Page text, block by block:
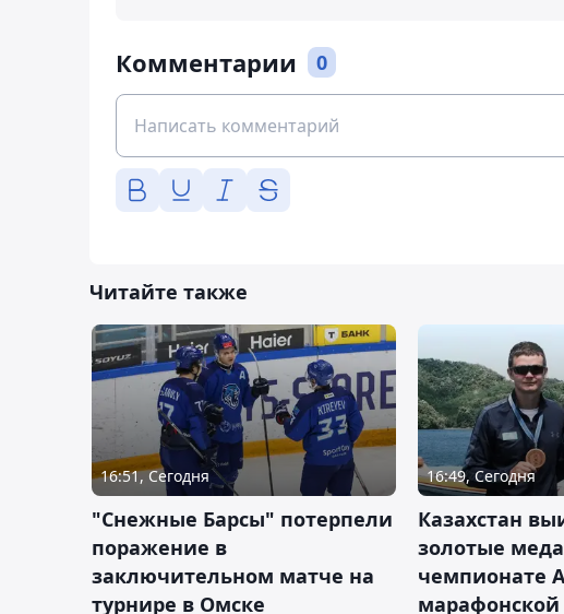
Комментарии 0
Читайте также
16:51, Сегодня
"Снежные Барсы" потерпели
поражение в
заключительном матче на
турнире в Омске
16:49, Сегодня
Казахстан
золотые
чемпионате
марафонской